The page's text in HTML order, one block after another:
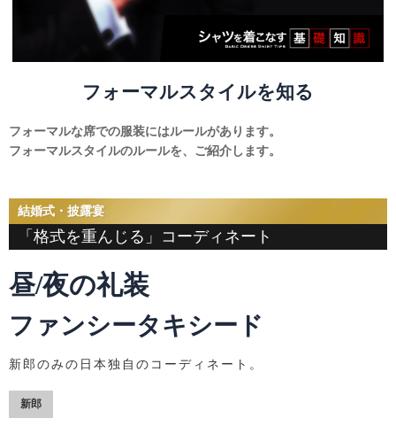
フォーマルスタイルを知る
フォーマルな席での服装にはルールがあります。
フォーマルスタイルのルールを、ご紹介します。
結婚式・披露宴
「格式を重んじる」コーディネート
昼/夜の礼装
ファンシータキシード
新郎のみの日本独自のコーディネート。
新郎